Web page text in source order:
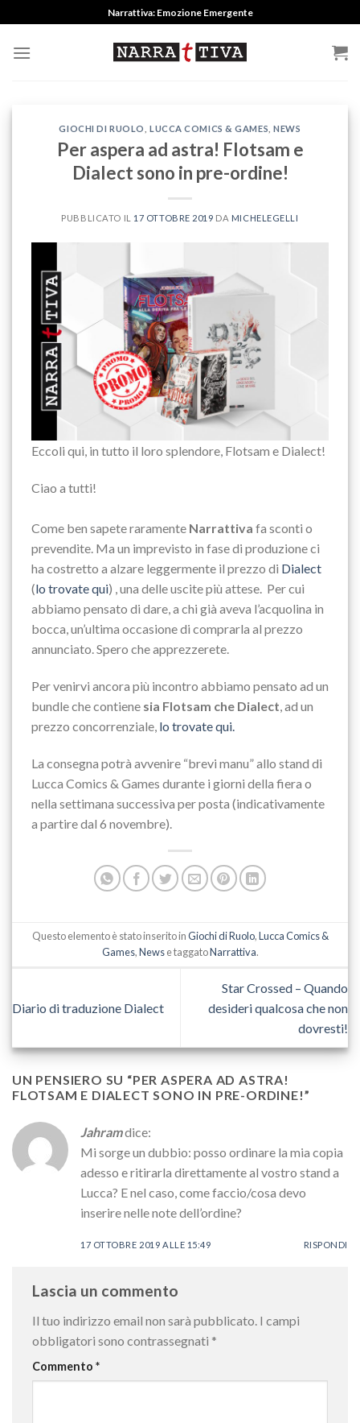
to
content
Narrattiva: Emozione Emergente
GIOCHI DI RUOLO LUCCA COMICS & GAMES ,NEWS
Per aspera ad astra! Flotsam e
Dialect sono in pre-ordine!
PUBBLICATO IL 17 OTTOBRE 2019 DA MICHELEGELLI
Eccoli qui, in tutto il loro splendore, Flotsam e Dialect!
Ciao a tutti!
Come ben sapete raramente Narrattiva fa sconti o
prevendite. Ma un imprevisto in fase di produzione ci
ha costretto a alzare leggermente il prezzo di Dialect
(lo trovate qui) , una delle uscite più attese. Per cui
abbiamo pensato di dare, a chi già aveva l’acquolina in
bocca, un’ultima occasione di comprarla al prezzo
annunciato. Spero che apprezzerete.
Per venirvi ancora più incontro abbiamo pensato ad un
bundle che contiene sia Flotsam che Dialect, ad un
prezzo concorrenziale, lo trovate qui.
La consegna potrà avvenire “brevi manu” allo stand di
Lucca Comics & Games durante i giorni della fiera o
nella settimana successiva per posta (indicativamente
a partire dal 6 novembre).
Questo elemento è stato inserito inGiochi di Ruolo,Lucca Comics &
Games,Newse taggatoNarrattiva.
Diario di traduzione Dialect
Star Crossed – Quando
desideri qualcosa che non
dovresti!
UN PENSIERO SU “PER ASPERA AD ASTRA!
FLOTSAM E DIALECT SONO IN PRE-ORDINE!”
Jahramdice:
Mi sorge un dubbio: posso ordinare la mia copia
adesso e ritirarla direttamente al vostro stand a
Lucca? E nel caso, come faccio/cosa devo
inserire nelle note dell’ordine?
17 OTTOBRE 2019 ALLE 15:49 RISPONDI
Lascia un commento
Il tuo indirizzo email non sarà pubblicato. I campi
obbligatori sono contrassegnati *
Commento *